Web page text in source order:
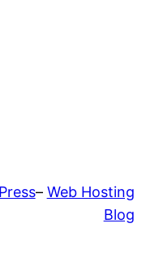
– Web Hosting
Blog